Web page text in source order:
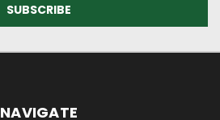
NAVIGATE